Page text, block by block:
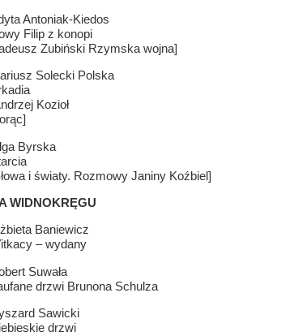
Antoniak-Kiedos
Filip z konopi
Zubiński Rzymska wojna]
Solecki Polska
Kozioł
Byrska
i światy. Rozmowy Janiny Koźbiel]
WIDNOKRĘGU
Baniewicz
– wydany
Suwała
drzwi Brunona Schulza
Sawicki
drzwi